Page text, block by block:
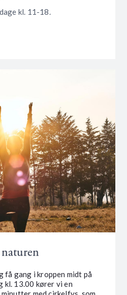
kl. 11-18.
få gang i kroppen midt på
kl. 13.00 kører vi en